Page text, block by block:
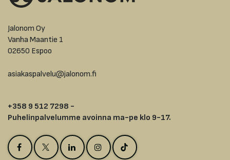
Jalonom Oy
Vanha Maantie 1
02650 Espoo
asiakaspalvelu@jalonom.fi
+358 9 512 7298 -
Puhelinpalvelumme avoinna ma-pe klo 9-17.